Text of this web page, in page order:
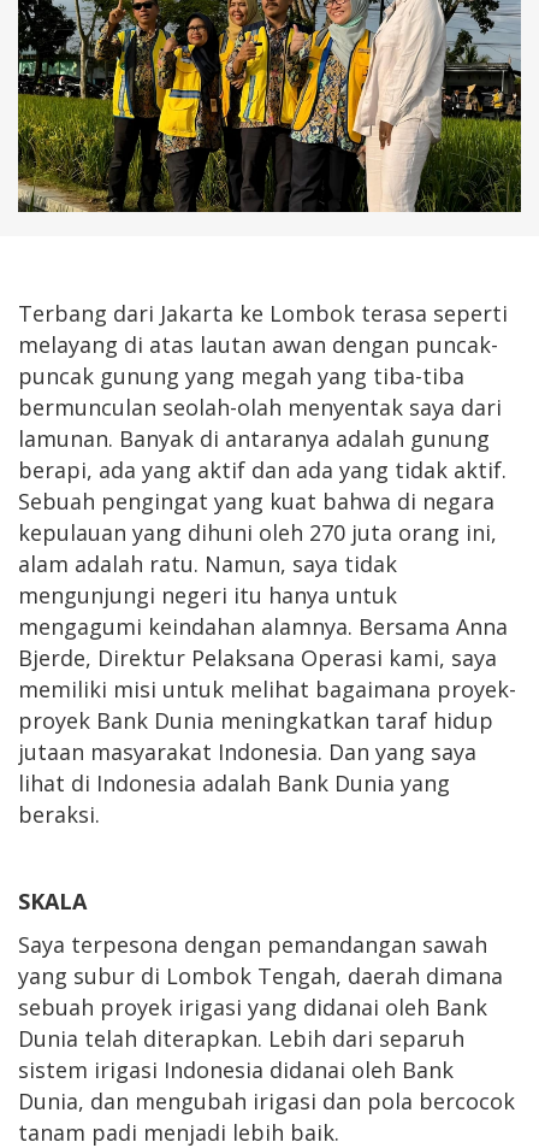
Terbang dari Jakarta ke Lombok terasa seperti
melayang di atas lautan awan dengan puncak-
puncak gunung yang megah yang tiba-tiba
bermunculan seolah-olah menyentak saya dari
lamunan. Banyak di antaranya adalah gunung
berapi, ada yang aktif dan ada yang tidak aktif.
Sebuah pengingat yang kuat bahwa di negara
kepulauan yang dihuni oleh 270 juta orang ini,
alam adalah ratu. Namun, saya tidak
mengunjungi negeri itu hanya untuk
mengagumi keindahan alamnya. Bersama Anna
Bjerde, Direktur Pelaksana Operasi kami, saya
memiliki misi untuk melihat bagaimana proyek-
proyek Bank Dunia meningkatkan taraf hidup
jutaan masyarakat Indonesia. Dan yang saya
lihat di Indonesia adalah Bank Dunia yang
beraksi.
SKALA
Saya terpesona dengan pemandangan sawah
yang subur di Lombok Tengah, daerah dimana
sebuah proyek irigasi yang didanai oleh Bank
Dunia telah diterapkan. Lebih dari separuh
sistem irigasi Indonesia didanai oleh Bank
Dunia, dan mengubah irigasi dan pola bercocok
tanam padi menjadi lebih baik.